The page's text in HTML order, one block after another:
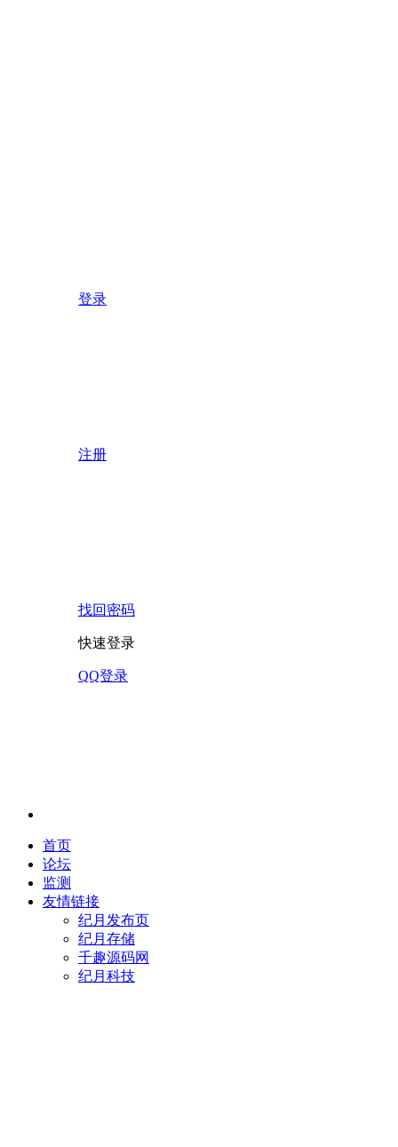
登录
注册
找回密码
快速登录
QQ登录
首页
论坛
监测
友情链接
纪月发布页
纪月存储
千趣源码网
纪月科技